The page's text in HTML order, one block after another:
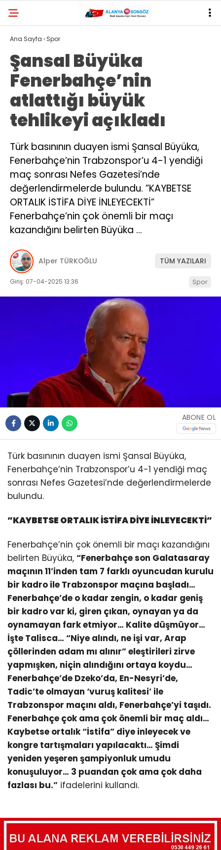
30.3°
Ana Sayfa › Spor
Şansal Büyüka
Fenerbahçe’nin
atlattığı büyük
tehlikeyi açıkladı
Türk basınının duayen ismi Şansal Büyüka,
Fenerbahçe’nin Trabzonspor’u 4-1 yendiği
maç sonrası Nefes Gazetesi’nde
değerlendirmelerde bulundu. ”KAYBETSE
ORTALIK İSTİFA DİYE İNLEYECEKTİ”
Fenerbahçe’nin çok önemli bir maçı
kazandığını belirten Büyüka …
Alper TÜRKOĞLU TÜM YAZILARI
Giriş: 07-04-2025 13:36 Spor
ABONE OL
Türk basınının duayen ismi Şansal Büyüka,
Fenerbahçe’nin Trabzonspor’u 4-1 yendiği maç
sonrası Nefes Gazetesi’nde değerlendirmelerde
bulundu.
”KAYBETSE ORTALIK İSTİFA DİYE İNLEYECEKTİ”
Fenerbahçe’nin çok önemli bir maçı kazandığını
belirten Büyüka, “Fenerbahçe son Galatasaray
maçının 11’inden tam 7 farklı oyuncudan kurulu
bir kadro ile Trabzonspor maçına başladı…
Fenerbahçe’de o kadar zengin, o kadar geniş
bir kadro var ki, giren çıkan, oynayan ya da
oynamayan fark etmiyor… Kalite düşmüyor…
İşte Talisca… “Niye alındı, ne işi var, Arap
çöllerinden adam mı alınır” eleştirileri zirve
yapmışken, niçin alındığını ortaya koydu…
Fenerbahçe’de Dzeko’da, En-Nesyri’de,
Tadic’te olmayan ‘vuruş kalitesi’ ile
Trabzonspor maçını aldı, Fenerbahçe’yi taşıdı.
Fenerbahçe çok ama çok önemli bir maç aldı…
Kaybetse ortalık “İstifa” diye inleyecek ve
kongre tartışmaları yapılacaktı… Şimdi
yeniden yeşeren şampiyonluk umudu
konuşuluyor… 3 puandan çok ama çok daha
fazlası bu.” ifadelerini kullandı.